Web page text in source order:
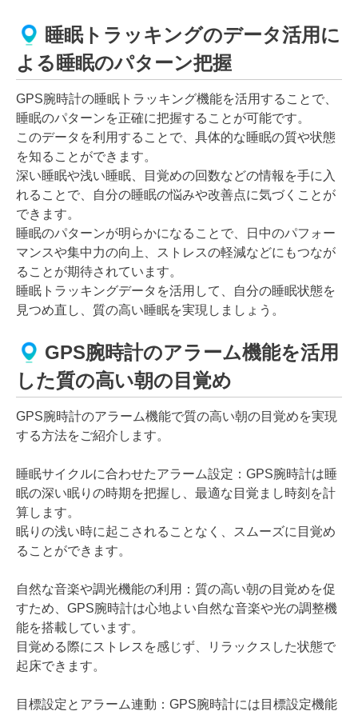
睡眠トラッキングのデータ活用に
よる睡眠のパターン把握
GPS腕時計の睡眠トラッキング機能を活用することで、
睡眠のパターンを正確に把握することが可能です。
このデータを利用することで、具体的な睡眠の質や状態
を知ることができます。
深い睡眠や浅い睡眠、目覚めの回数などの情報を手に入
れることで、自分の睡眠の悩みや改善点に気づくことが
できます。
睡眠のパターンが明らかになることで、日中のパフォー
マンスや集中力の向上、ストレスの軽減などにもつなが
ることが期待されています。
睡眠トラッキングデータを活用して、自分の睡眠状態を
見つめ直し、質の高い睡眠を実現しましょう。
GPS腕時計のアラーム機能を活用
した質の高い朝の目覚め
GPS腕時計のアラーム機能で質の高い朝の目覚めを実現
する方法をご紹介します。
睡眠サイクルに合わせたアラーム設定：GPS腕時計は睡
眠の深い眠りの時期を把握し、最適な目覚まし時刻を計
算します。
眠りの浅い時に起こされることなく、スムーズに目覚め
ることができます。
自然な音楽や調光機能の利用：質の高い朝の目覚めを促
すため、GPS腕時計は心地よい自然な音楽や光の調整機
能を搭載しています。
目覚める際にストレスを感じず、リラックスした状態で
起床できます。
目標設定とアラーム連動：GPS腕時計には目標設定機能